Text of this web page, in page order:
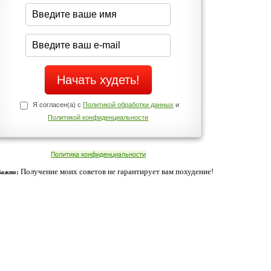
середине дня?
Да
Нет
Телефоны службы поддержки
+7 (909) 421-77-27
cookies. Оставаясь с нами, вы соглашаетесь с нашей
Согласен